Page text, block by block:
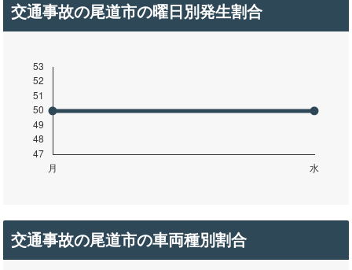
交通事故の尾道市の曜日別発生割合
交通事故の尾道市の車両種別割合